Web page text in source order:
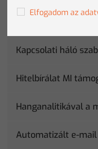
Kapcsolati háló
Hitelbírálat MI
Hanganalitikával a
Automatizált e-
Elfogadom az